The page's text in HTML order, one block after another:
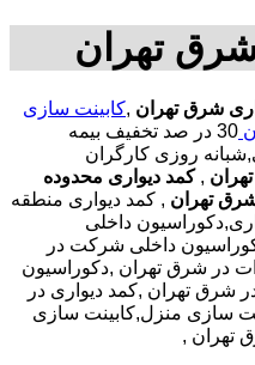
شرق تهران
شرق تهران ,کابینت سازی
30 در صد تخفیف بیمه
آقای عباسی,شبانه روزی کارگران
,کمد دیواری محدوده
تهران , کمد دیواری منطقه
داخلی
داخلی شرکت در
در شرق تهران ,دکوراسیون
شرق تهران ,کمد دیواری در
سازی منزل,کابینت سازی
تهران ,